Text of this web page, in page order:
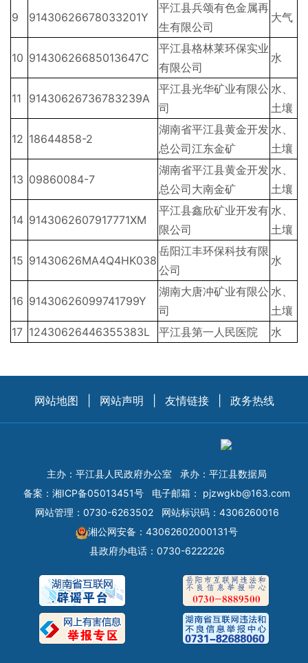
9 91430626678033201Y
平江县兵颂有色金属再
生有限公司
大气
10 91430626685013647C
平江县格林莱环保实业
有限公司
水
11 91430626736783239A
平江县光华矿业有限公
司
水、
土壤
12 18644858-2
湖南省平江县黄金开发
总公司江东金矿
水、
土壤
13 09860084-7
湖南省平江县黄金开发
总公司大南金矿
水、
土壤
14 9143062607917771XM
平江县鑫欣矿业开发有
限公司
水、
土壤
15 91430626MA4Q4HK038
岳阳江丰环保科技有限
公司
水
16 91430626099741799Y
湖南大唐冲矿业有限公
司
水、
土壤
17 12430626446355383L 平江县第一人民医院 水
网站地图 网站声明 友情链接 政务热线
主办：平江县人民政府办公室
承办：平江县数据局
备案： 湘ICP备05013451号 电子邮箱： pjzwgkb@163.com
网站管理：0730-6263502
网站标识码：4306260016
湘公网安备：43062602000131号
县政府办电话：0730-6222226